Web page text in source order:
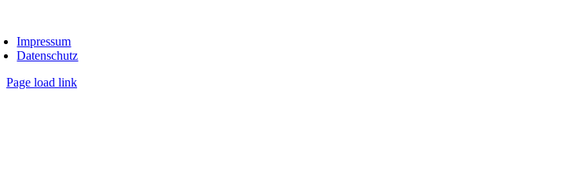
Impressum
Datenschutz
Page load link